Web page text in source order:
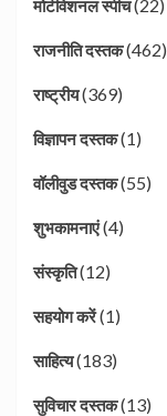
मोटीवेशनल स्पीच(22)
राजनीति दस्तक(462)
राष्ट्रीय(369)
विज्ञापन दस्तक(1)
वॉलीवुड दस्तक(55)
शुभकामनाएं(4)
संस्कृति(12)
सहयोग करें(1)
साहित्य(183)
सुविचार दस्तक(13)